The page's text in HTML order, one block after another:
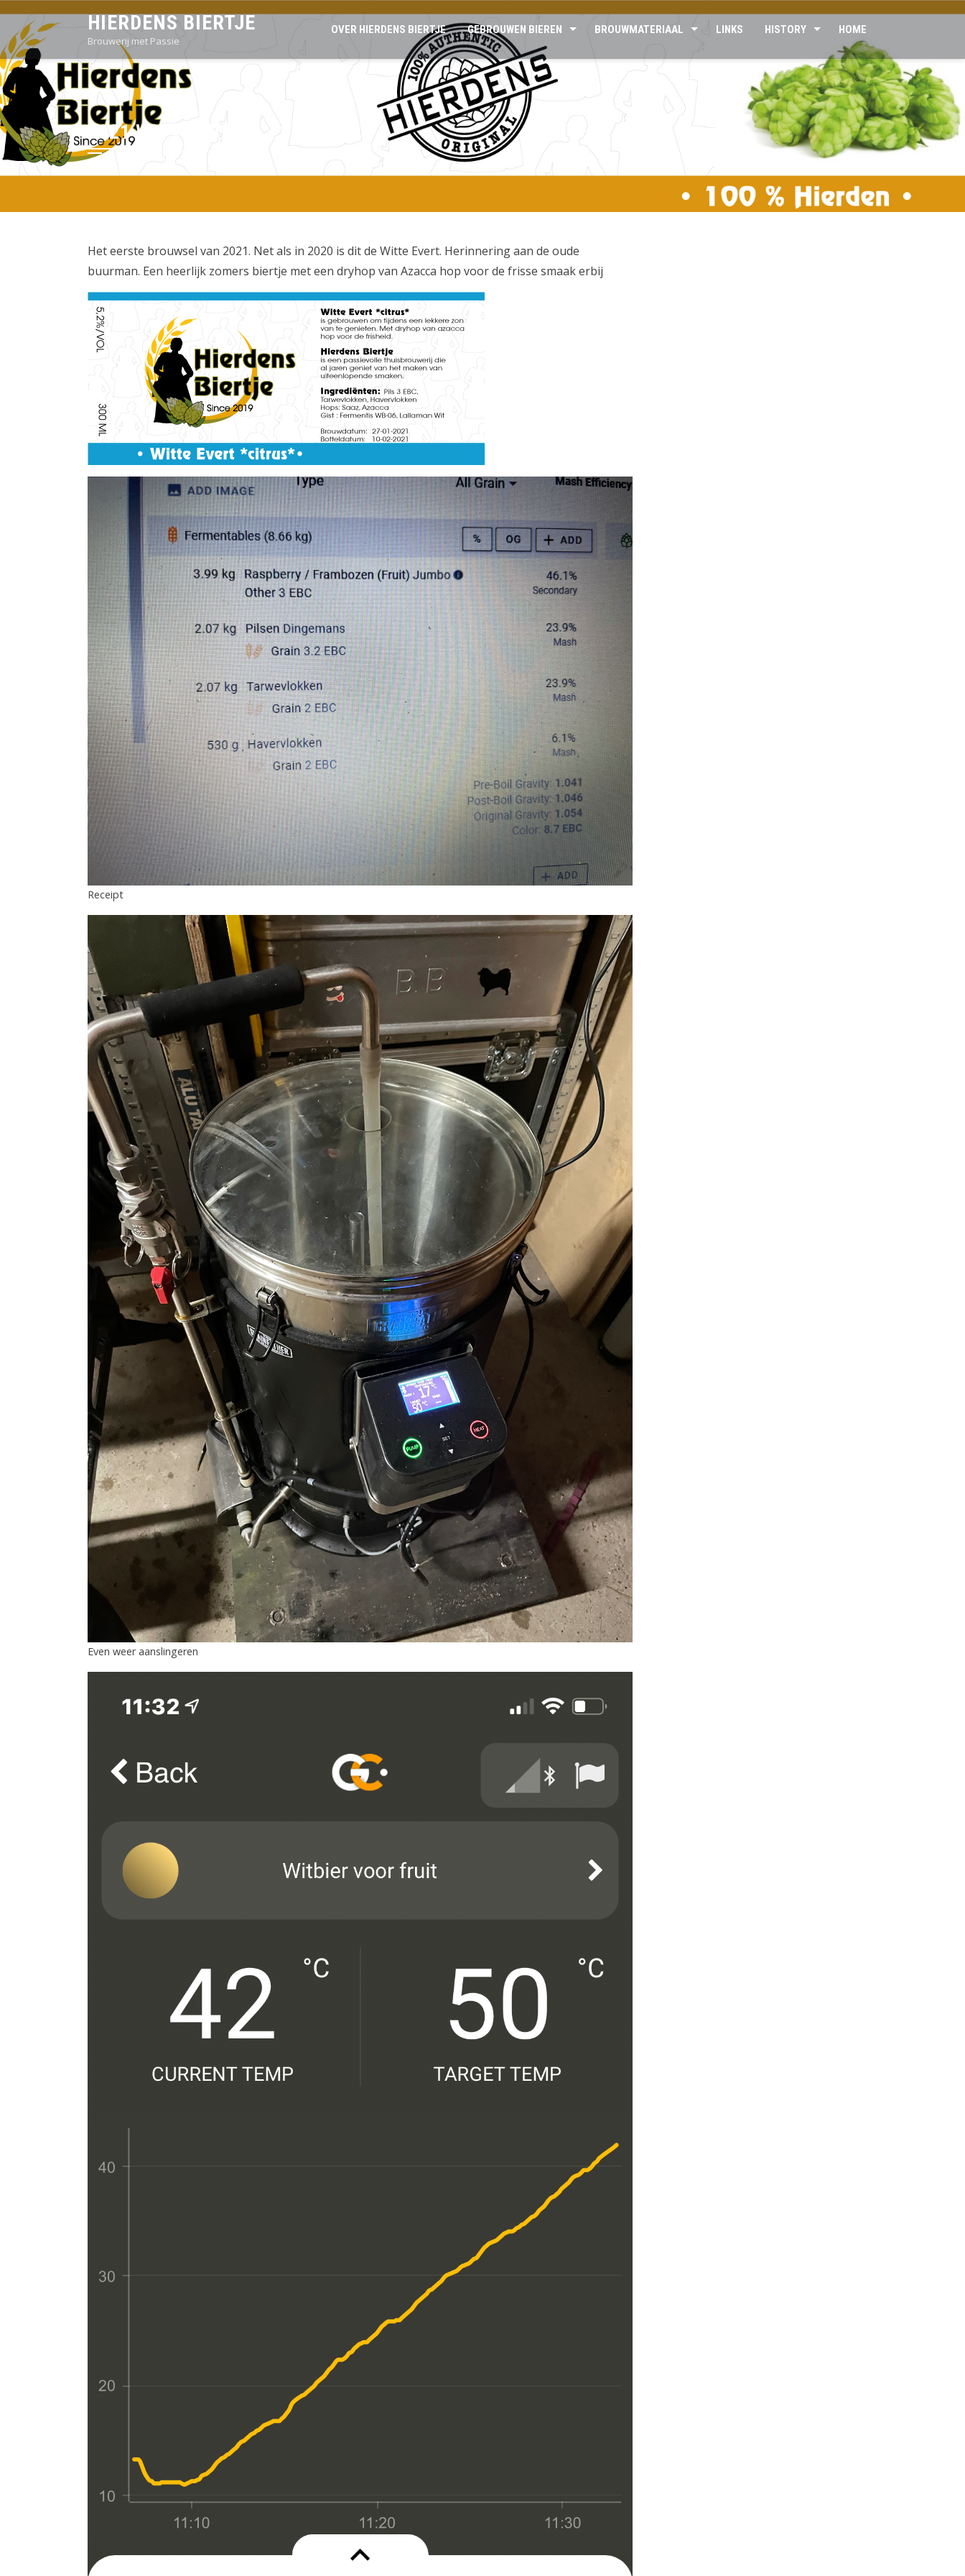
over
en
ga
naar
inhoud
HIERDENS BIERTJE
Brouwerij met Passie
OVER HIERDENS BIERTJE GEBROUWEN BIEREN BROUWMATERIAAL LINKS HISTORY HOME
2021 WITTE EVERT
Het eerste brouwsel van 2021. Net als in 2020 is dit de Witte Evert. Herinnering aan de oude
buurman. Een heerlijk zomers biertje met een dryhop van Azacca hop voor de frisse smaak erbij
Receipt
Even weer aanslingeren